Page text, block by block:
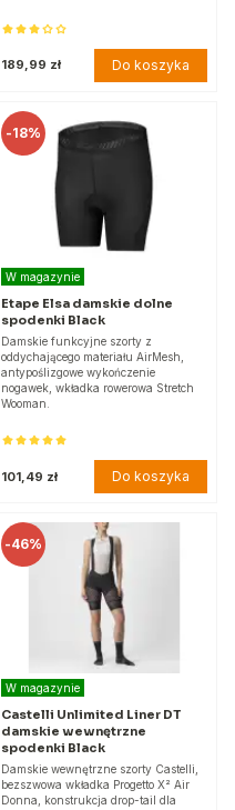
189,99 zł Do koszyka
-18%
W magazynie
Etape Elsa damskie dolne
spodenki Black
Damskie funkcyjne szorty z
oddychającego materiału AirMesh,
antypoślizgowe wykończenie
nogawek, wkładka rowerowa Stretch
Wooman.
101,49 zł Do koszyka
-46%
W magazynie
Castelli Unlimited Liner DT
damskie wewnętrzne
spodenki Black
Damskie wewnętrzne szorty Castelli,
bezszwowa wkładka Progetto X² Air
Donna, konstrukcja drop-tail dla